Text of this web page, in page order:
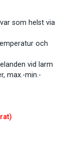
som helst via
och
vid larm
max.-min.-